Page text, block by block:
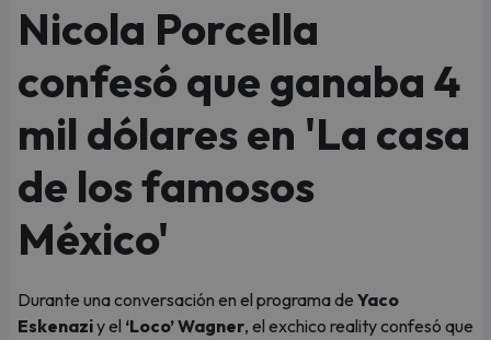
Nicola Porcella
confesó que ganaba 4
mil dólares en 'La casa
de los famosos
México'
Durante una conversación en el programa de Yaco
Eskenaziy el ‘Loco’ Wagner, el exchico reality confesó que